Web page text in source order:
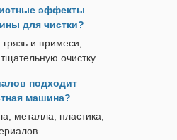
эффекты
для чистки?
и примеси,
очистку.
подходит
машина?
металла, пластика,